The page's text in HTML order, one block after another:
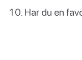
Har du en